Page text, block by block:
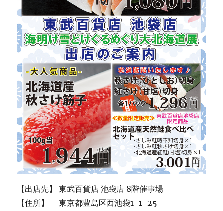
【出店先】 東武百貨店 池袋店 8階催事場
【住所】 東京都豊島区西池袋1-1-25